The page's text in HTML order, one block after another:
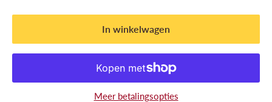
In winkelwagen
Meer betalingsopties